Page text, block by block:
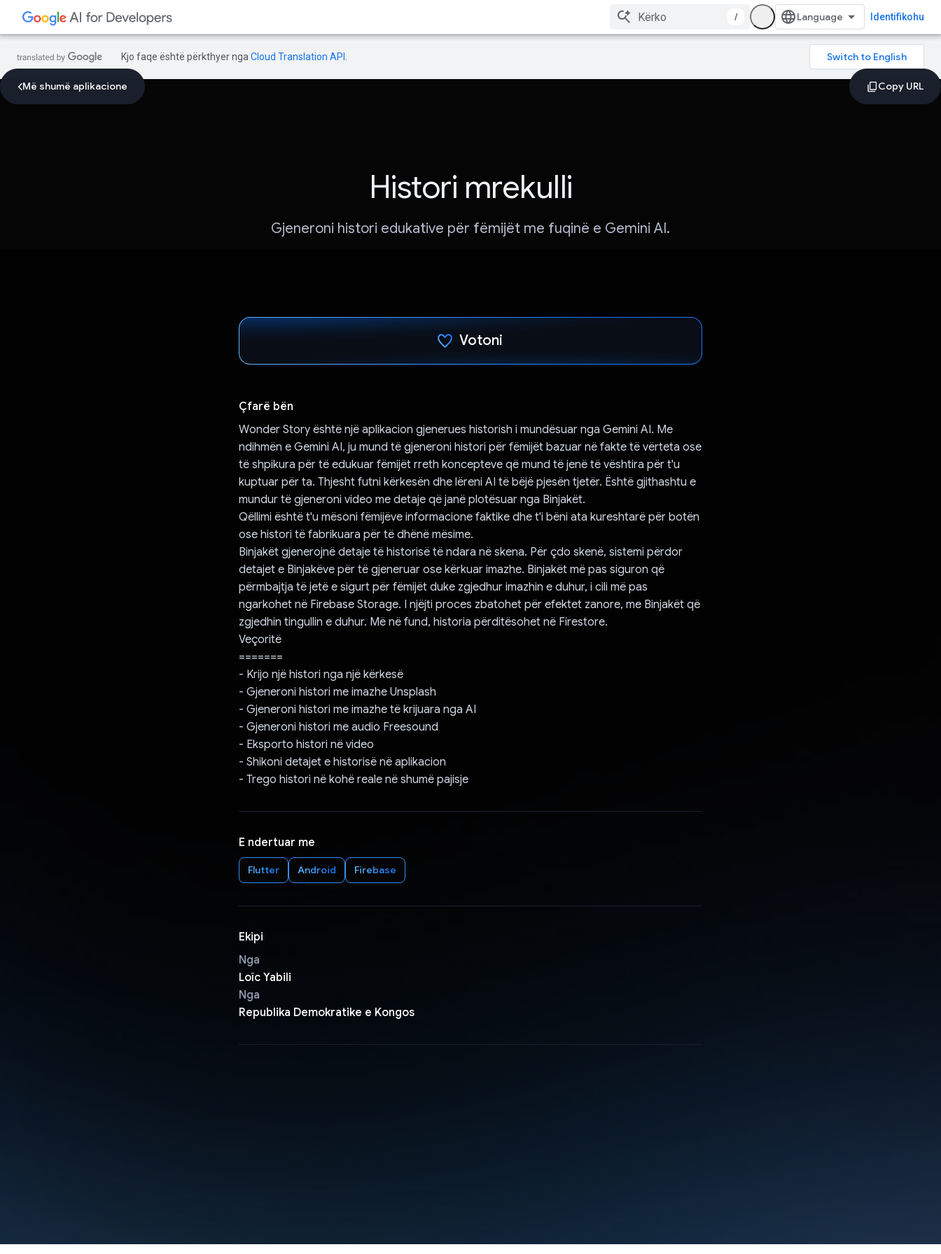
/ Identifikohu
Kjo faqe është përkthyer nga Cloud Translation API
Më shumë aplikacione
Histori mrekulli
Gjeneroni histori edukative për fëmijët me fuqinë e Gemini AI.
Votoni
Çfarë bën
Wonder Story është një aplikacion gjenerues historish i mundësuar nga Gemini AI. Me
ndihmën e Gemini AI, ju mund të gjeneroni histori për fëmijët bazuar në fakte të vërteta ose
të shpikura për të edukuar fëmijët rreth koncepteve që mund të jenë të vështira për t'u
kuptuar për ta. Thjesht futni kërkesën dhe lëreni AI të bëjë pjesën tjetër. Është gjithashtu e
mundur të gjeneroni video me detaje që janë plotësuar nga Binjakët.
Qëllimi është t'u mësoni fëmijëve informacione faktike dhe t'i bëni ata kureshtarë për botën
ose histori të fabrikuara për të dhënë mësime.
Binjakët gjenerojnë detaje të historisë të ndara në skena. Për çdo skenë, sistemi përdor
detajet e Binjakëve për të gjeneruar ose kërkuar imazhe. Binjakët më pas siguron që
përmbajtja të jetë e sigurt për fëmijët duke zgjedhur imazhin e duhur, i cili më pas
ngarkohet në Firebase Storage. I njëjti proces zbatohet për efektet zanore, me Binjakët që
zgjedhin tingullin e duhur. Më në fund, historia përditësohet në Firestore.
Veçoritë
=======
- Krijo një histori nga një kërkesë
- Gjeneroni histori me imazhe Unsplash
- Gjeneroni histori me imazhe të krijuara nga AI
- Gjeneroni histori me audio Freesound
- Eksporto histori në video
- Shikoni detajet e historisë në aplikacion
- Trego histori në kohë reale në shumë pajisje
E ndertuar me
Flutter Android Firebase
Ekipi
Nga
Loïc Yabili
Nga
Republika Demokratike e Kongos